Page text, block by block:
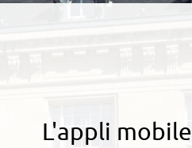
L'appli mobile